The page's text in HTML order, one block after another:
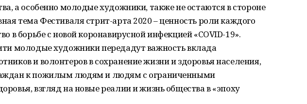
а особенно молодые художники, также не остаются в стороне
тема Фестиваля стрит-арта 2020 – ценность роли каждого
в борьбе с новой коронавирусной инфекцией «COVID-19».
молодые художники передадут важность вклада
и волонтеров в сохранение жизни и здоровья населения,
к пожилым людям и людям с ограниченными
взгляд на новые реалии и жизнь общества в «эпоху